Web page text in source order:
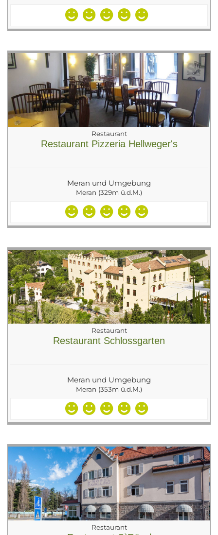
Restaurant
Restaurant Pizzeria Hellweger's
Meran und Umgebung
Meran (329m ü.d.M.)
Restaurant
Restaurant Schlossgarten
Meran und Umgebung
Meran (353m ü.d.M.)
Restaurant